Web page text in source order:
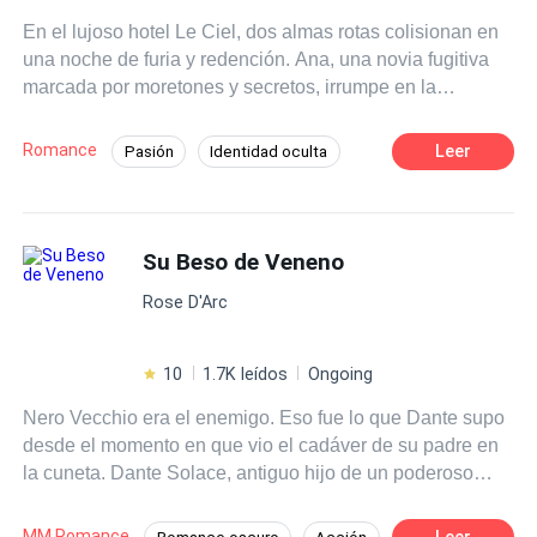
En el lujoso hotel Le Ciel, dos almas rotas colisionan en
una noche de furia y redención. Ana, una novia fugitiva
marcada por moretones y secretos, irrumpe en la
traición, ahogado en whisky y recuerdos. Mientras los
pasos de sus perseguidores resuenan en los pasillos,
razón para no rendirse al abismo. Entre promesas rotas y
botellas vacías, su encuentro desata una danza frenética
de peligro, pasión y esperanza, donde salvarse
Romance Pasión Identidad oculta Leer
Su Beso de Veneno
Rose D'Arc
10 1.7K leídos Ongoing
Nero Vecchio era el enemigo. Eso fue lo que Dante supo
desde el momento en que vio el cadáver de su padre en
la cuneta. Dante Solace, antiguo hijo de un poderoso
vez conoció y se convierte en asesino a sueldo. Sin